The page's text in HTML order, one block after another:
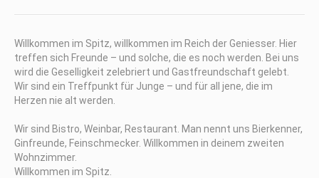
Willkommen im Spitz, willkommen im Reich der Geniesser. Hier
treffen sich Freunde – und solche, die es noch werden. Bei uns
wird die Geselligkeit zelebriert und Gastfreundschaft gelebt.
Wir sind ein Treffpunkt für Junge – und für all jene, die im
Herzen nie alt werden.
Wir sind Bistro, Weinbar, Restaurant. Man nennt uns Bierkenner,
Ginfreunde, Feinschmecker. Willkommen in deinem zweiten
Wohnzimmer.
Willkommen im Spitz.